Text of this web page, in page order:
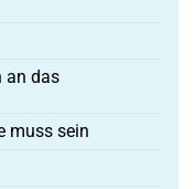
an das
muss sein